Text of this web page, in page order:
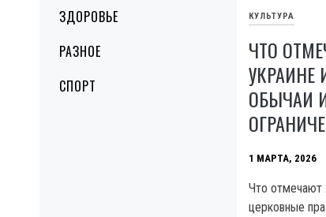
ЗДОРОВЬЕ
РАЗНОЕ
СПОРТ
КУЛЬТУРА
ЧТО
УКРАИНЕ
ОБЫЧАИ
1 МАРТА, 2026
Что отмечают
церковные